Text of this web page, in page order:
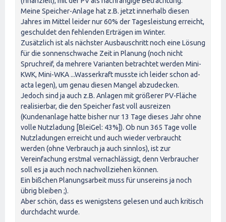
Meine Speicher-Anlage hat z.B. jetzt innerhalb diesen
Jahres im Mittel leider nur 60% der Tagesleistung erreicht,
geschuldet den fehlenden Erträgen im Winter.
Zusätzlich ist als nächster Ausbauschritt noch eine Lösung
für die sonnenschwache Zeit in Planung (noch nicht
Spruchreif, da mehrere Varianten betrachtet werden Mini-
KWK, Mini-WKA ...Wasserkraft musste ich leider schon ad-
acta legen), um genau diesen Mangel abzudecken.
Jedoch sind ja auch z.B. Anlagen mit größerer PV-Fläche
realisierbar, die den Speicher fast voll ausreizen
(Kundenanlage hatte bisher nur 13 Tage dieses Jahr ohne
volle Nutzladung [BleiGel: 43%]). Ob nun 365 Tage volle
Nutzladungen erreicht und auch wieder verbraucht
werden (ohne Verbrauch ja auch sinnlos), ist zur
Vereinfachung erstmal vernachlässigt, denn Verbraucher
soll es ja auch noch nachvollziehen können.
Ein bißchen Planungsarbeit muss für unsereins ja noch
übrig bleiben ;).
Aber schön, dass es wenigstens gelesen und auch kritisch
durchdacht wurde.